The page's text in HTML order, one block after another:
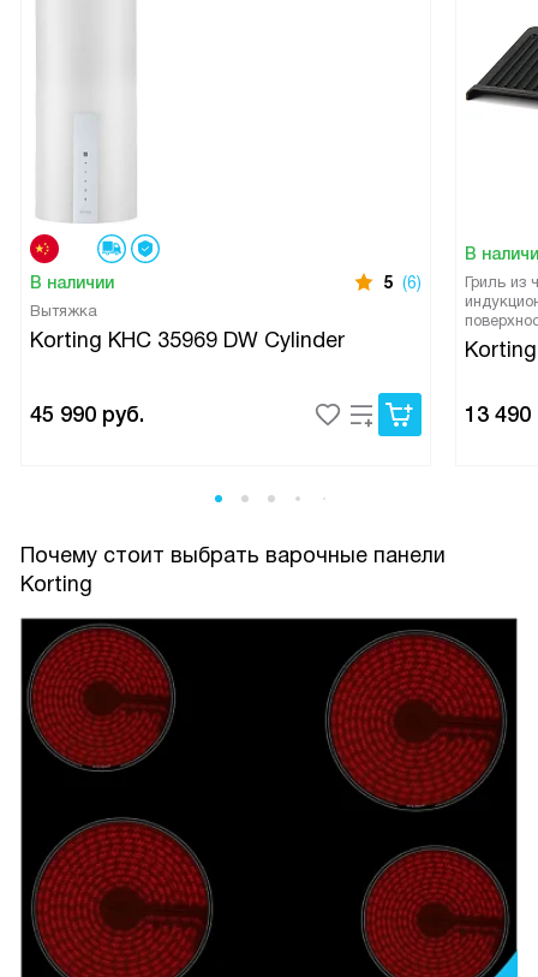
В наличии 5 (6)
Вытяжка
Korting KHC 35969 DW Cylinder
45 990 руб.
В
Гриль из
13 490
Почему стоит выбрать варочные панели
Korting